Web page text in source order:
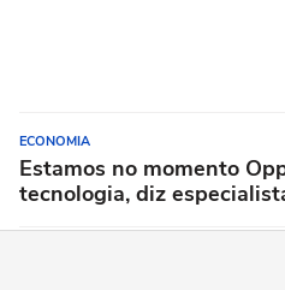
ECONOMIA
Estamos no momento
tecnologia, diz